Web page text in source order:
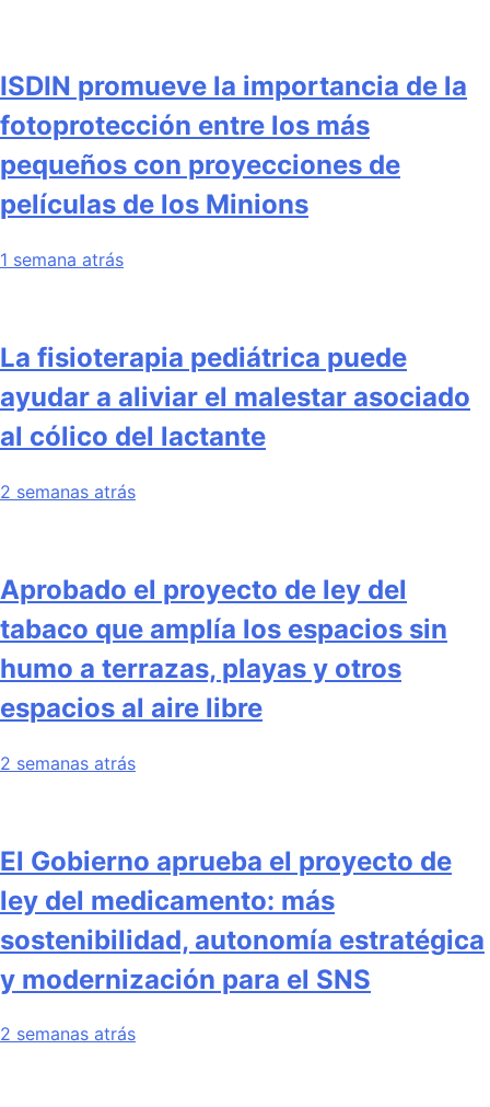
ISDIN promueve la importancia de la
fotoprotección entre los más
pequeños con proyecciones de
películas de los Minions
1 semana atrás
La fisioterapia pediátrica puede
ayudar a aliviar el malestar asociado
al cólico del lactante
2 semanas atrás
Aprobado el proyecto de ley del
tabaco que amplía los espacios sin
humo a terrazas, playas y otros
espacios al aire libre
2 semanas atrás
El Gobierno aprueba el proyecto de
ley del medicamento: más
sostenibilidad, autonomía estratégica
y modernización para el SNS
2 semanas atrás